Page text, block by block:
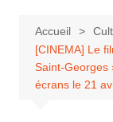
Accueil
[CINEMA] Le
Saint-Georges
écrans le 21